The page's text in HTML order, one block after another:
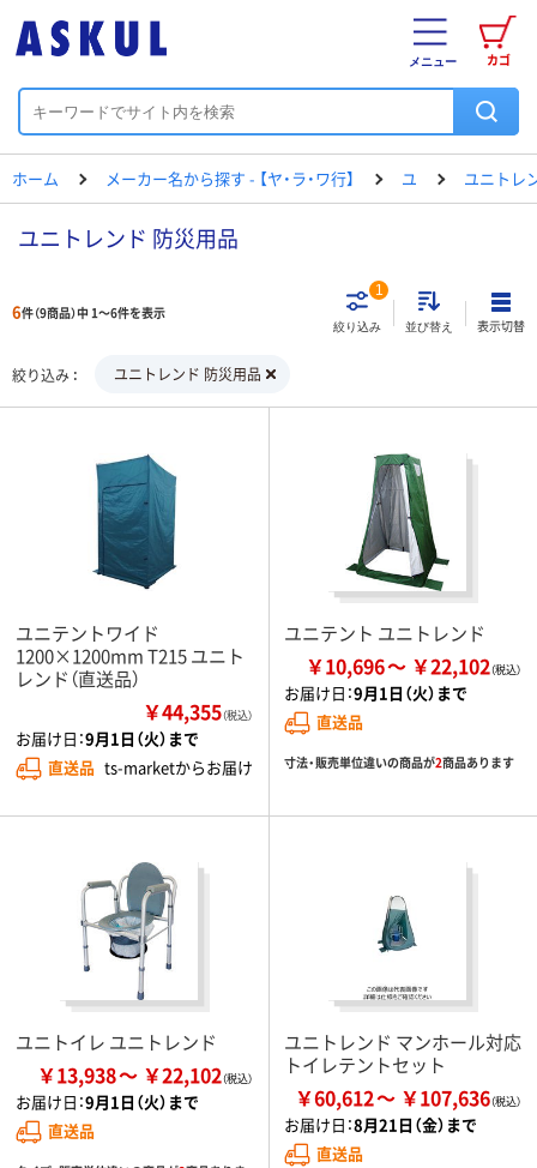
カゴ
メニュー
ホーム メーカー名から探す - 【ヤ・ラ・ワ行】 ユ ユニトレ
ユニトレンド 防災用品
6件（9商品）中 1～6件を表示
絞り込み
1
並び替え 表示切替
絞り込み ユニトレンド 防災用品
ユニテントワイド
1200×1200mm T215 ユニト
レンド（直送品）
￥44,355（税込）
お届け日：9月1日（火）まで
直送品 ts-marketからお届け
ユニテント ユニトレンド
￥10,696 ￥22,102
お届け日：9月1日（火）まで
直送品
寸法・販売単位違いの商品が2商品あります
ユニトイレ ユニトレンド
￥13,938 ￥22,102
お届け日：9月1日（火）まで
直送品
ユニトレンド マンホール対応
トイレテントセット
￥60,612 ￥107,636
お届け日：8月21日（金）まで
直送品